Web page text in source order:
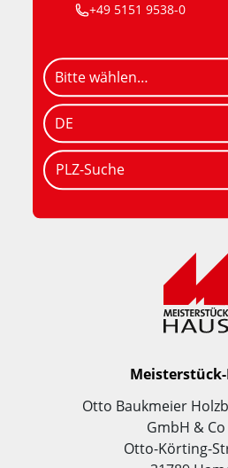
PLZ-Suche
+49 5151 9538-0
Meisterstück-
Otto Baukmeier
GmbH & Co
Otto-Körting-